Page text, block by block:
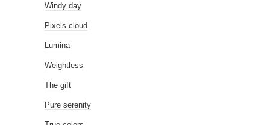
Windy day
Pixels cloud
Lumina
Weightless
The gift
Pure serenity